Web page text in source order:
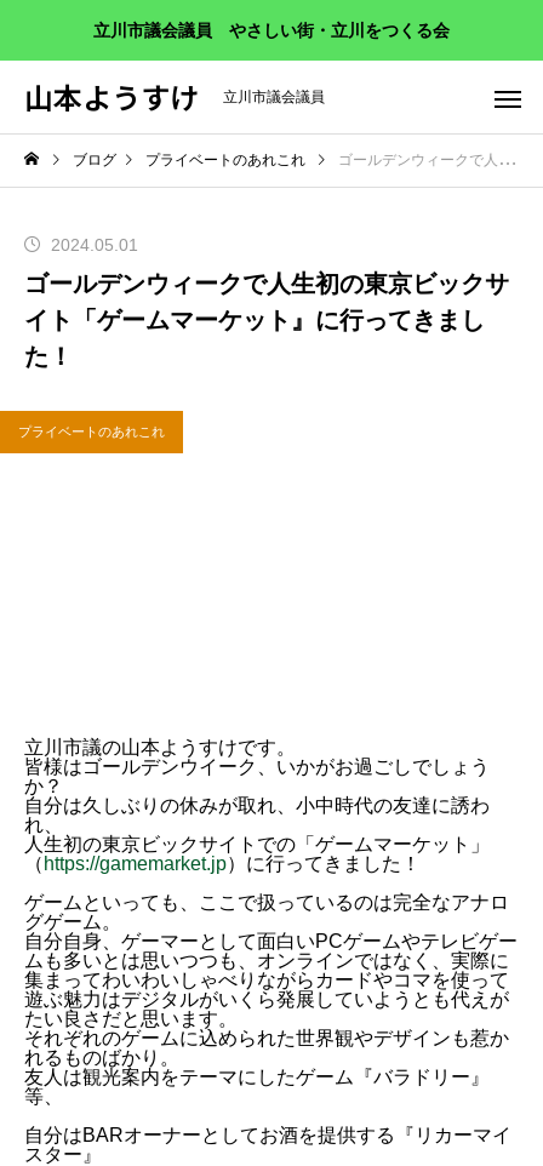
立川市議会議員 やさしい街・立川をつくる会
山本ようすけ 立川市議会議員
ブログ プライベートのあれこれ ゴールデンウィークで人生初の東京ビックサイト「ゲームマーケット』に行ってきました！
2024.05.01
ゴールデンウィークで人生初の東京ビックサ
イト「ゲームマーケット』に行ってきまし
た！
プライベートのあれこれ
立川市議の山本ようすけです。
皆様はゴールデンウイーク、いかがお過ごしでしょう
か？
自分は久しぶりの休みが取れ、小中時代の友達に誘わ
れ、
人生初の東京ビックサイトでの「ゲームマーケット」
（ https://gamemarket.jp）に行ってきました！
ゲームといっても、ここで扱っているのは完全なアナロ
グゲーム。
自分自身、ゲーマーとして面白いPCゲームやテレビゲー
ムも多いとは思いつつも、オンラインではなく、実際に
集まってわいわいしゃべりながらカードやコマを使って
遊ぶ魅力はデジタルがいくら発展していようとも代えが
たい良さだと思います。
それぞれのゲームに込められた世界観やデザインも惹か
れるものばかり。
友人は観光案内をテーマにしたゲーム『バラドリー』
等、
自分はBARオーナーとしてお酒を提供する『リカーマイ
スター』